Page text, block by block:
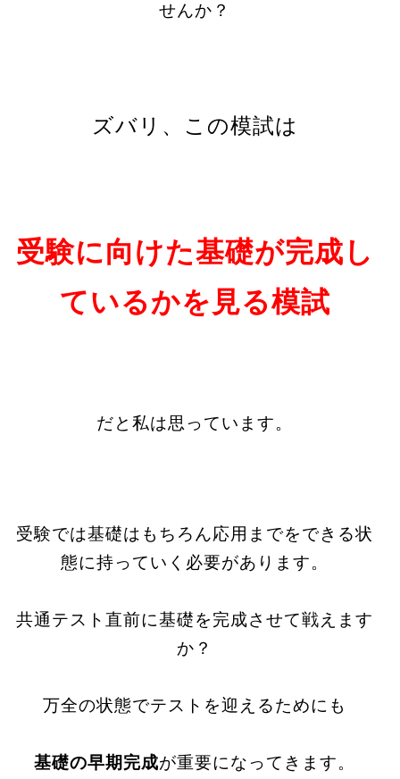
せんか？
ズバリ、この模試は
受験に向けた基礎が完成し
ているかを見る模試
だと私は思っています。
受験では基礎はもちろん応用までをできる状
態に持っていく必要があります。
共通テスト直前に基礎を完成させて戦えます
か？
万全の状態でテストを迎えるためにも
基礎の早期完成が重要になってきます。